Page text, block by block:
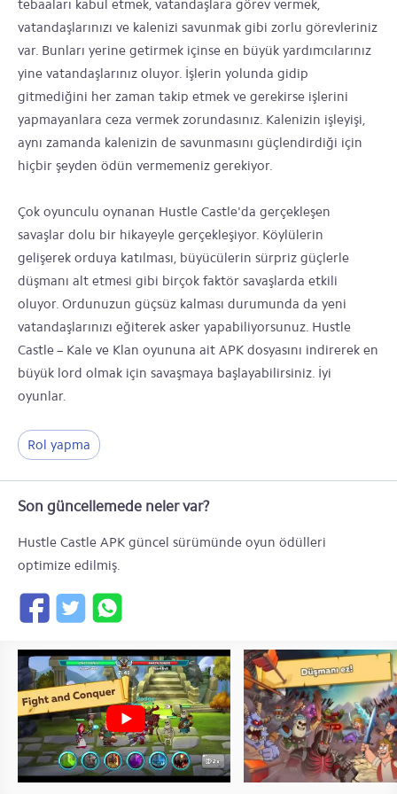
tebaaları kabul etmek, vatandaşlara görev vermek,
vatandaşlarınızı ve kalenizi savunmak gibi zorlu görevleriniz
var. Bunları yerine getirmek içinse en büyük yardımcılarınız
yine vatandaşlarınız oluyor. İşlerin yolunda gidip
gitmediğini her zaman takip etmek ve gerekirse işlerini
yapmayanlara ceza vermek zorundasınız. Kalenizin işleyişi,
aynı zamanda kalenizin de savunmasını güçlendirdiği için
hiçbir şeyden ödün vermemeniz gerekiyor.
Çok oyunculu oynanan Hustle Castle'da gerçekleşen
savaşlar dolu bir hikayeyle gerçekleşiyor. Köylülerin
gelişerek orduya katılması, büyücülerin sürpriz güçlerle
düşmanı alt etmesi gibi birçok faktör savaşlarda etkili
oluyor. Ordunuzun güçsüz kalması durumunda da yeni
vatandaşlarınızı eğiterek asker yapabiliyorsunuz. Hustle
Castle – Kale ve Klan oyununa ait APK dosyasını indirerek en
büyük lord olmak için savaşmaya başlayabilirsiniz. İyi
oyunlar.
Rol yapma
Son güncellemede neler var?
Hustle Castle APK güncel sürümünde oyun ödülleri
optimize edilmiş.